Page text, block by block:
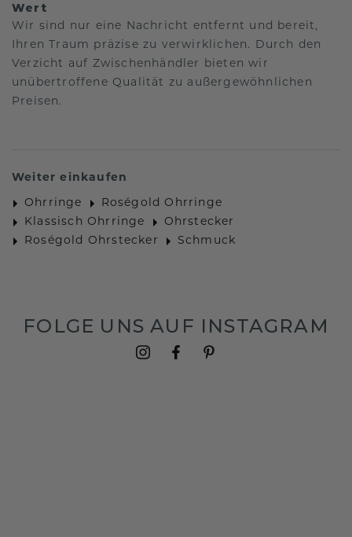
Wert
Wir sind nur eine Nachricht entfernt und bereit,
Ihren Traum präzise zu verwirklichen. Durch den
Verzicht auf Zwischenhändler bieten wir
unübertroffene Qualität zu außergewöhnlichen
Preisen.
Weiter einkaufen
Ohrringe
Roségold Ohrringe
Klassisch Ohrringe
Ohrstecker
Roségold Ohrstecker
Schmuck
FOLGE UNS AUF INSTAGRAM